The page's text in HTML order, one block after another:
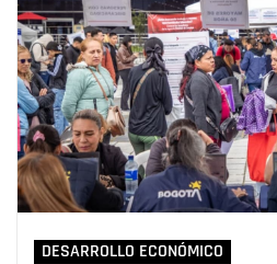
DESARROLLO ECONÓMICO